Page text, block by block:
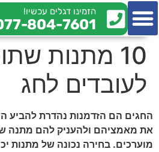
הזמינו דגלים עכשיו!
804-7601
10 מתנות
לעובדים לחג
החגים הם הזדמנות נהדרת להביע
את מאמציהם ולהעניק להם מתנה
מוערכים. בחירה נכונה של מתנות